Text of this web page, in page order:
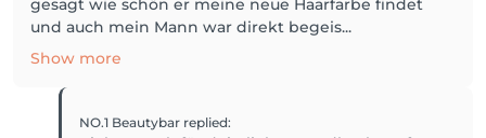
gesagt wie schön er meine neue Haarfarbe findet
und auch mein Mann war direkt begeis...
Show more
NO.1 Beautybar replied: